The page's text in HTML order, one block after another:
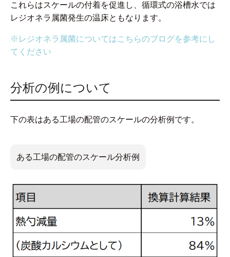
これらはスケールの付着を促進し、循環式の浴槽水では
レジオネラ属菌発生の温床ともなります。
※レジオネラ属菌についてはこちらのブログを参考にし
てください
分析の例について
下の表はある工場の配管のスケールの分析例です。
ある工場の配管のスケール分析例